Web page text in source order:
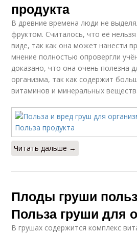
продукта
В древние времена люди не
фруктом. Считалось, что её
виде, так как она может нанести
мнение полностью опровергли
доказано, что она очень полезна
организма, так как содержит
витаминов и минеральных веществ.
Читать дальше →
Плоды груши
Польза груши для
В грушах содержится комплекс